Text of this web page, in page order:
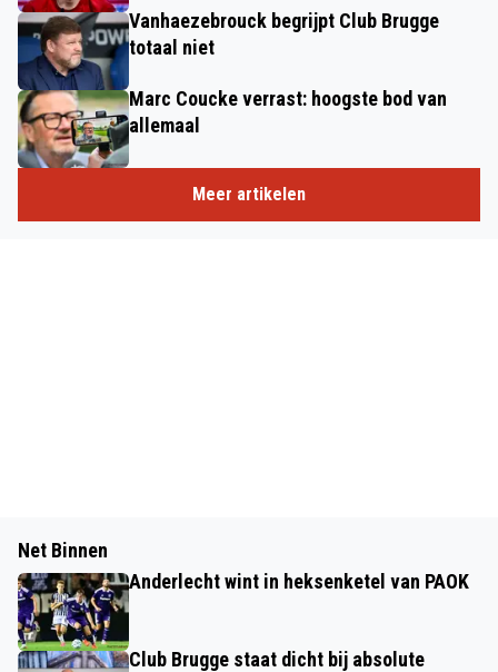
Vanhaezebrouck begrijpt Club Brugge
totaal niet
Marc Coucke verrast: hoogste bod van
allemaal
Meer artikelen
Net Binnen
Anderlecht wint in heksenketel van PAOK
Club Brugge staat dicht bij absolute